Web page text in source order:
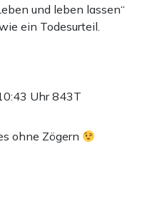
und leben lassen“
ein Todesurteil.
Uhr843T
ohne Zögern